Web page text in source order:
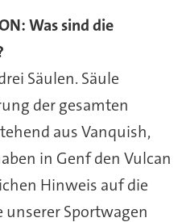
Was sind die
Säulen. Säule
der gesamten
aus Vanquish,
in Genf den Vulcan
Hinweis auf die
Sportwagen